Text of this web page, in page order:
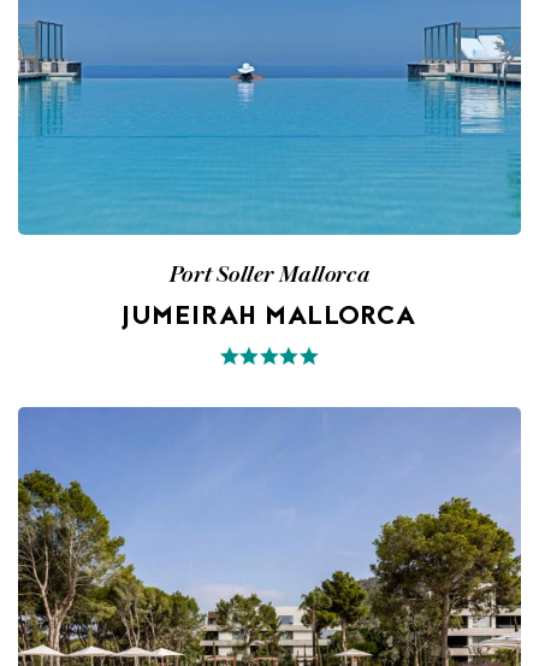
Port Soller Mallorca
JUMEIRAH MALLORCA